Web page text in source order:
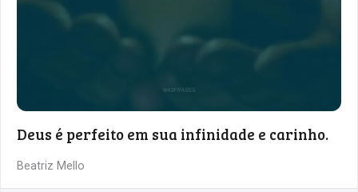
Deus é perfeito em sua infinidade e carinho.
Beatriz Mello